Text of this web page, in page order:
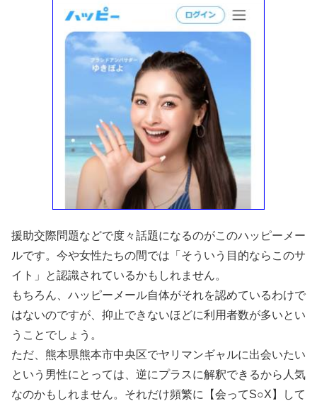
援助交際問題などで度々話題になるのがこのハッピーメー
ルです。今や女性たちの間では「そういう目的ならこのサ
イト」と認識されているかもしれません。
もちろん、ハッピーメール自体がそれを認めているわけで
はないのですが、抑止できないほどに利用者数が多いとい
うことでしょう。
ただ、熊本県熊本市中央区でヤリマンギャルに出会いたい
という男性にとっては、逆にプラスに解釈できるから人気
なのかもしれません。それだけ頻繁に【会ってS○X】して